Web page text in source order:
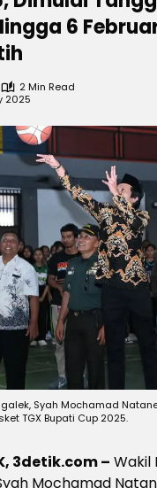
6
2 Min Read
2025
Syah Mochamad
TGX Bupati Cup 2025.
3detik.com – Wakil
Mochamad